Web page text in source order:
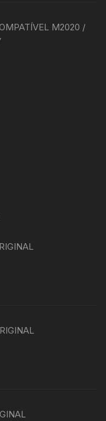
M2020 /